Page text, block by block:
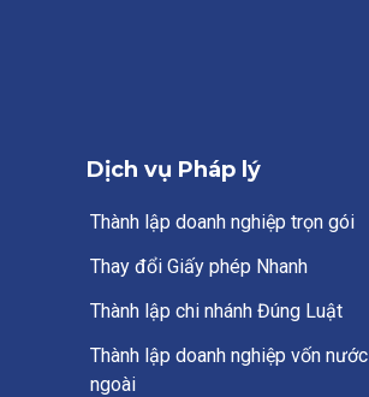
Dịch vụ Pháp lý
Thành lập doanh nghiệp trọn gói
Thay đổi Giấy phép Nhanh
Thành lập chi nhánh Đúng Luật
Thành lập doanh nghiệp vốn nước
ngoài